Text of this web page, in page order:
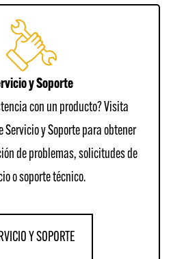
y Soporte
con un producto? Visita
Servicio y Soporte para obtener
de problemas, solicitudes de
o soporte técnico.
Y SOPORTE